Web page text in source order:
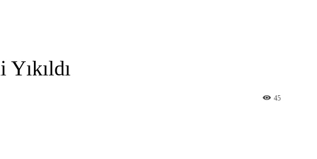
Yıkıldı
45